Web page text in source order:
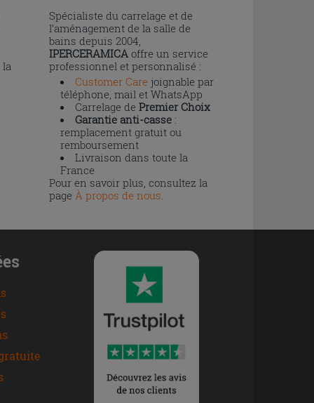
Spécialiste du carrelage et de
l’aménagement de la salle de
bains depuis 2004,
IPERCERAMICAoffre un service
professionnel et personnalisé :
Customer Carejoignable par
téléphone, mail et WhatsApp
Carrelage de Premier Choix
Garantie anti-casse:
remplacement gratuit ou
remboursement
Livraison dans toute la
France
Pour en savoir plus, consultez la
page À propos de nous